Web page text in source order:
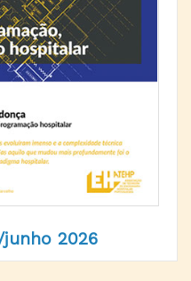
junho 2026